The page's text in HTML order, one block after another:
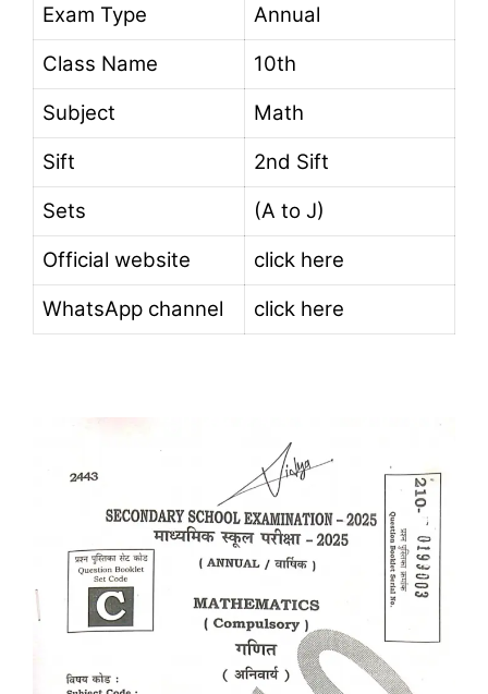
Exam Type
Annual
Class Name
10th
Subject
Math
Sift
2nd Sift
Sets
(A to J)
Official website
click here
WhatsApp channel
click here